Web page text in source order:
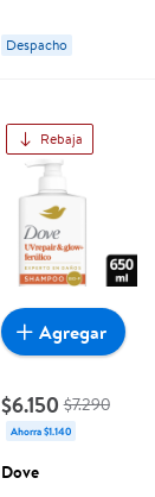
Despacho
Rebaja
$6.150 $7.290
Ahorra $1.140
Dove
Agregar